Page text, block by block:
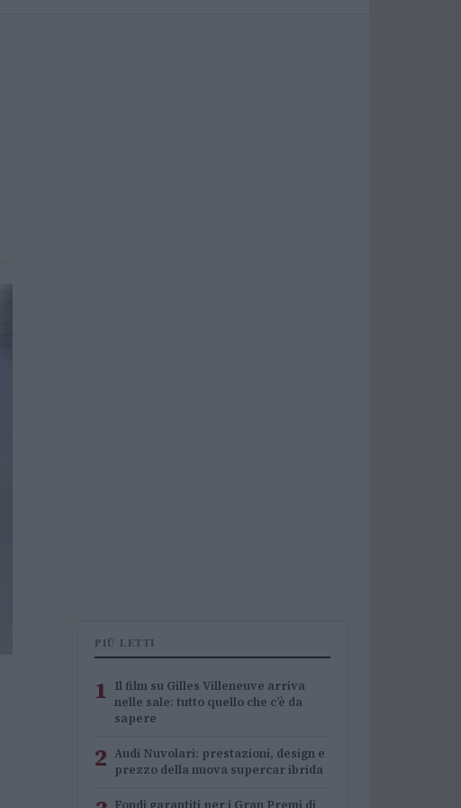
PIÙ LETTI
1 Il film su Gilles Villeneuve arriva
nelle sale: tutto quello che c’è da
sapere
2 Audi Nuvolari: prestazioni, design e
prezzo della nuova supercar ibrida
Fondi garantiti per i Gran Premi di